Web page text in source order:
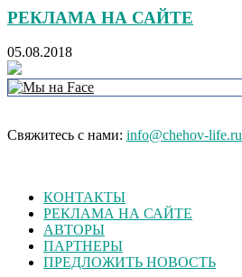
РЕКЛАМА НА САЙТЕ
05.08.2018
Свяжитесь с нами: info@chehov-life.ru
КОНТАКТЫ
РЕКЛАМА НА САЙТЕ
АВТОРЫ
ПАРТНЕРЫ
ПРЕДЛОЖИТЬ НОВОСТЬ